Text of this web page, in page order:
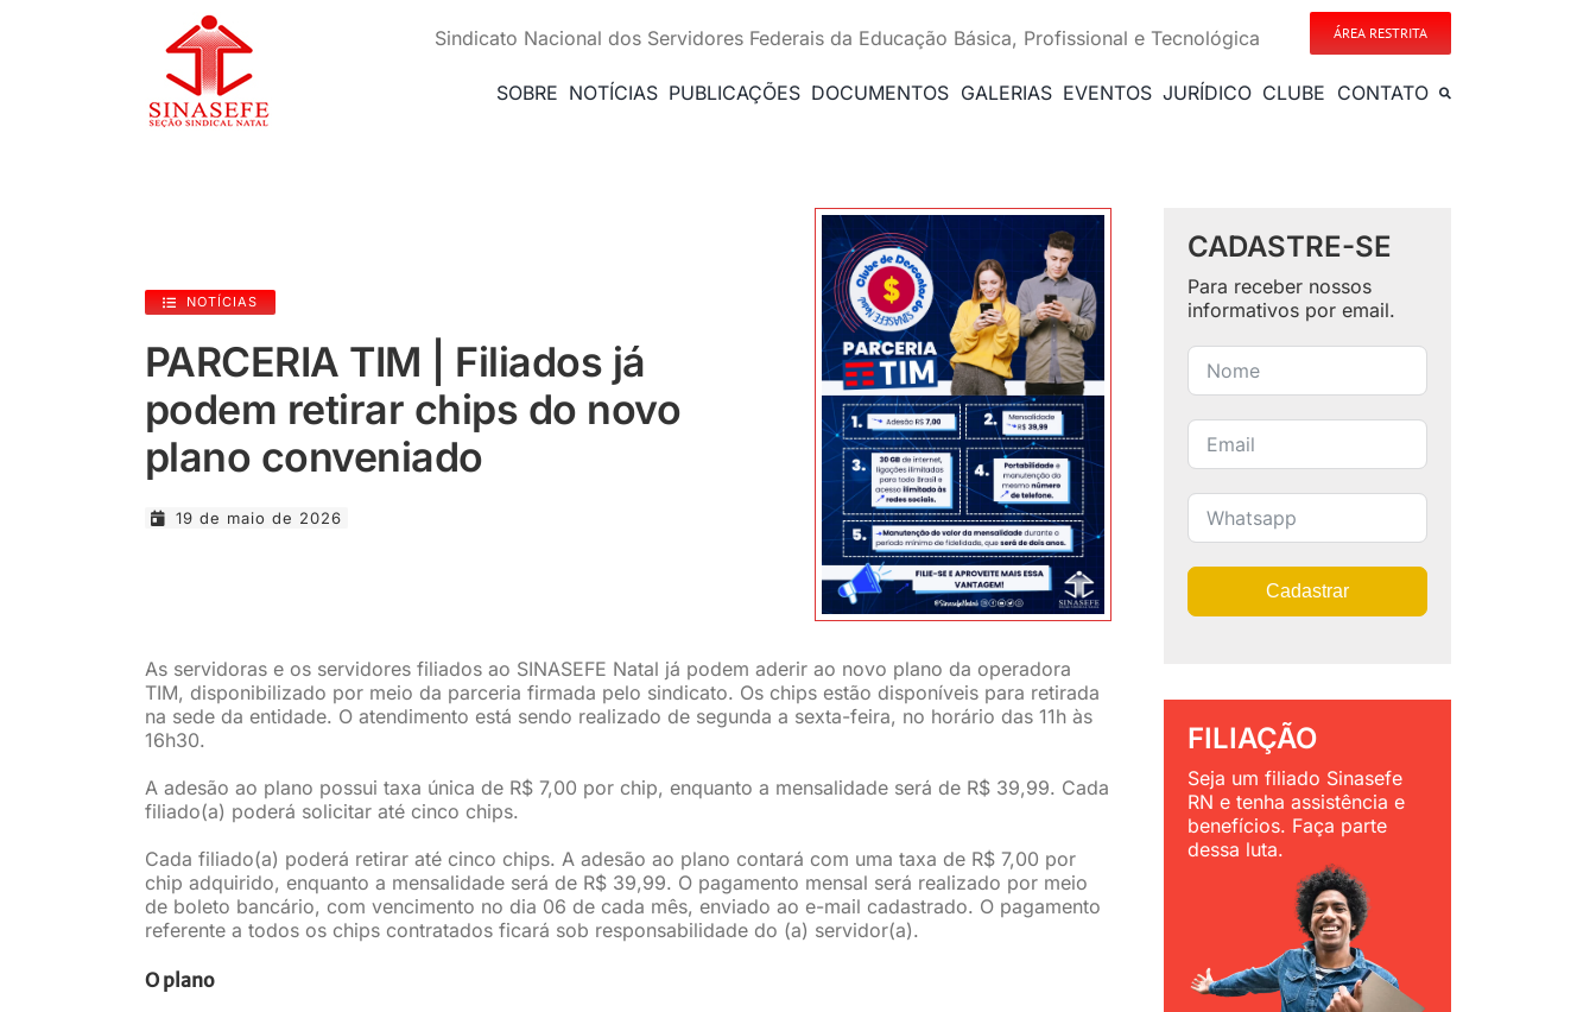
Sindicato Nacional dos Servidores Federais da Educação Básica, Profissional e Tecnológica ÁREA RESTRITA
SOBRE NOTÍCIAS PUBLICAÇÕES DOCUMENTOS GALERIAS EVENTOS JURÍDICO CLUBE CONTATO
NOTÍCIAS
PARCERIA TIM | Filiados já
podem retirar chips do novo
plano conveniado
19 de maio de 2026
As servidoras e os servidores filiados ao SINASEFE Natal já podem aderir ao novo plano da operadora
TIM, disponibilizado por meio da parceria firmada pelo sindicato. Os chips estão disponíveis para retirada
na sede da entidade. O atendimento está sendo realizado de segunda a sexta-feira, no horário das 11h às
16h30.
A adesão ao plano possui taxa única de R$ 7,00 por chip, enquanto a mensalidade será de R$ 39,99. Cada
filiado(a) poderá solicitar até cinco chips.
Cada filiado(a) poderá retirar até cinco chips. A adesão ao plano contará com uma taxa de R$ 7,00 por
chip adquirido, enquanto a mensalidade será de R$ 39,99. O pagamento mensal será realizado por meio
de boleto bancário, com vencimento no dia 06 de cada mês, enviado ao e-mail cadastrado. O pagamento
referente a todos os chips contratados ficará sob responsabilidade do (a) servidor(a).
O plano
CADASTRE-SE
Para receber nossos
informativos por email.
Cadastrar
FILIAÇÃO
Seja um filiado Sinasefe
RN e tenha assistência e
benefícios. Faça parte
dessa luta.